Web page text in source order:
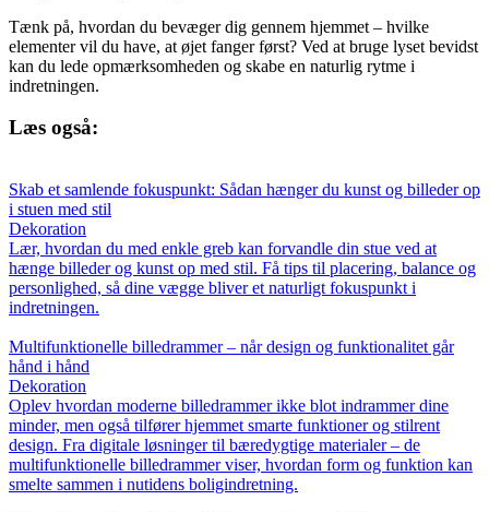
Tænk på, hvordan du bevæger dig gennem hjemmet – hvilke
elementer vil du have, at øjet fanger først? Ved at bruge lyset bevidst
kan du lede opmærksomheden og skabe en naturlig rytme i
indretningen.
Læs også:
Skab et samlende fokuspunkt: Sådan hænger du kunst og billeder op
i stuen med stil
Dekoration
Lær, hvordan du med enkle greb kan forvandle din stue ved at
hænge billeder og kunst op med stil. Få tips til placering, balance og
personlighed, så dine vægge bliver et naturligt fokuspunkt i
indretningen.
Multifunktionelle billedrammer – når design og funktionalitet går
hånd i hånd
Dekoration
Oplev hvordan moderne billedrammer ikke blot indrammer dine
minder, men også tilfører hjemmet smarte funktioner og stilrent
design. Fra digitale løsninger til bæredygtige materialer – de
multifunktionelle billedrammer viser, hvordan form og funktion kan
smelte sammen i nutidens boligindretning.